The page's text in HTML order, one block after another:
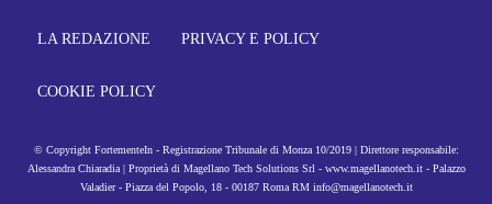
LA REDAZIONE PRIVACY E POLICY
COOKIE POLICY
© Copyright FortementeIn - Registrazione Tribunale di Monza 10/2019 | Direttore responsabile:
Alessandra Chiaradia | Proprietà di Magellano Tech Solutions Srl - www.magellanotech.it - Palazzo
Valadier - Piazza del Popolo, 18 - 00187 Roma RM info@magellanotech.it